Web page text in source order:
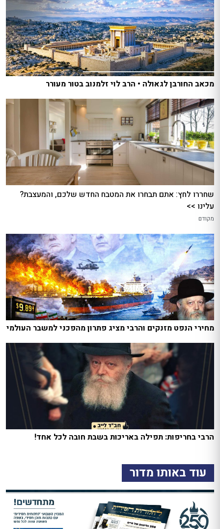
מכאב החורבן לגאולה • הרב לוי זלמנוב בטור מעורר
שחררו לחץ: אתם תבחרו את המטבח החדש שלכם, והמעצבת?
עלינו >>
מקודם
מחירי הנפט מזנקים והרבי מציג פתרון מהפכני למשבר העולמי
הרבי בחריפות: תפילה באריכות בשבת חובה לכל אחד!
עוד באותו מדור